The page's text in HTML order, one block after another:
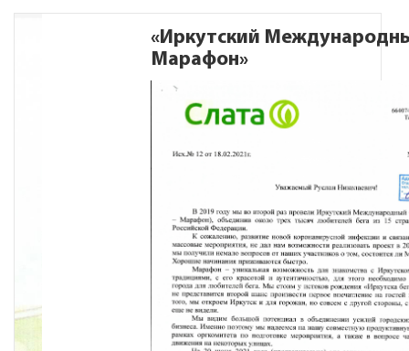
«Иркутский
Марафон»